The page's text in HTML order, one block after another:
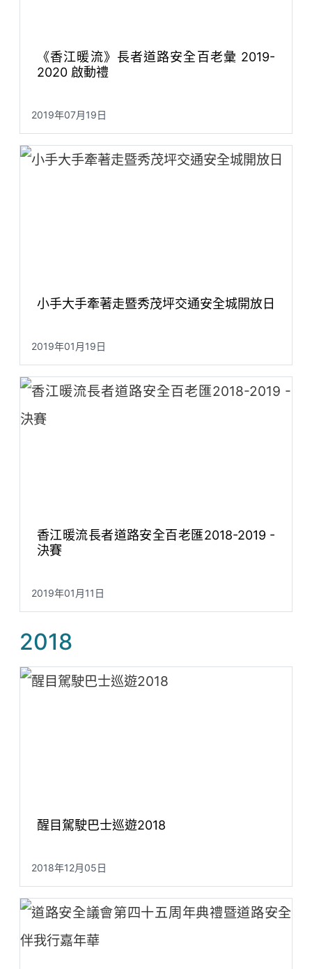
《香江暖流》長者道路安全百老彙 2019-
2020 啟動禮
2019年07月19日
小手大手牽著走暨秀茂坪交通安全城開放日
2019年01月19日
香江暖流長者道路安全百老匯2018-2019 -
決賽
2019年01月11日
2018
醒目駕駛巴士巡遊2018
2018年12月05日